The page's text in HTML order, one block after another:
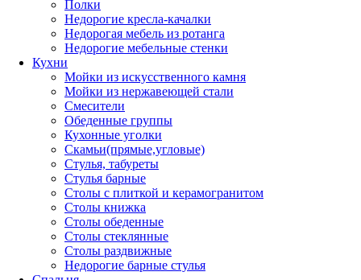
Полки
Недорогие кресла-качалки
Недорогая мебель из ротанга
Недорогие мебельные стенки
Кухни
Мойки из искусственного камня
Мойки из нержавеющей стали
Смесители
Обеденные группы
Кухонные уголки
Скамьи(прямые,угловые)
Стулья, табуреты
Стулья барные
Столы с плиткой и керамогранитом
Столы книжка
Столы обеденные
Столы стеклянные
Столы раздвижные
Недорогие барные стулья